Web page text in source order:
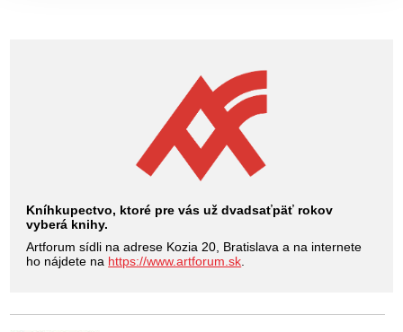
Kníhkupectvo, ktoré pre vás už dvadsaťpäť rokov
vyberá knihy.
Artforum sídli na adrese Kozia 20, Bratislava a na internete
ho nájdete na https://www.artforum.sk